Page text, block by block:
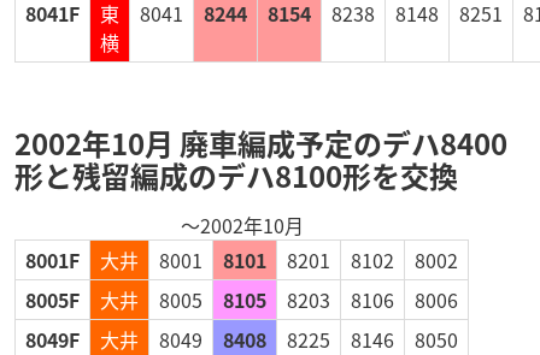
8041F
東
横
8041 8244 8154 8238 8148 8251
2002年10月 廃車編成予定のデハ8400
形と残留編成のデハ8100形を交換
～2002年10月
8001F
大井 8001 8101 8201 8102
8002
8005F
大井 8005 8105 8203 8106
8006
8049F
大井 8049 8408 8225 8146
8050